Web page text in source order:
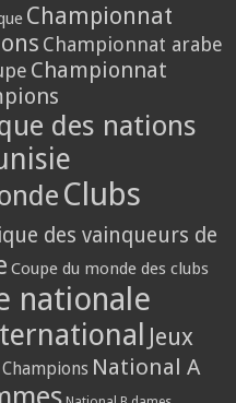
Championnat
Championnat arabe
Championnat
des nations
Clubs
des vainqueurs de
Coupe du monde des clubs
nationale
Jeux
National A